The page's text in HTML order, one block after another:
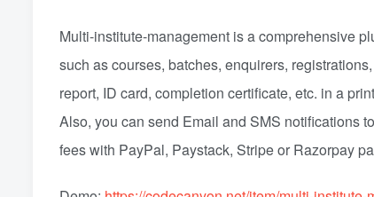
Multi-institute-management is a comprehensive
such as courses, batches, enquirers,
report, ID card, completion certificate, etc. in a
Also, you can send Email and SMS notifications
fees with PayPal, Paystack, Stripe or Razorpay